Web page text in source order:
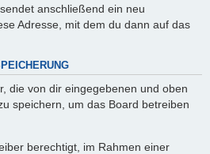
anschließend ein neu
Adresse, mit dem du dann auf das
die von dir eingegebenen und oben
speichern, um das Board betreiben
berechtigt, im Rahmen einer